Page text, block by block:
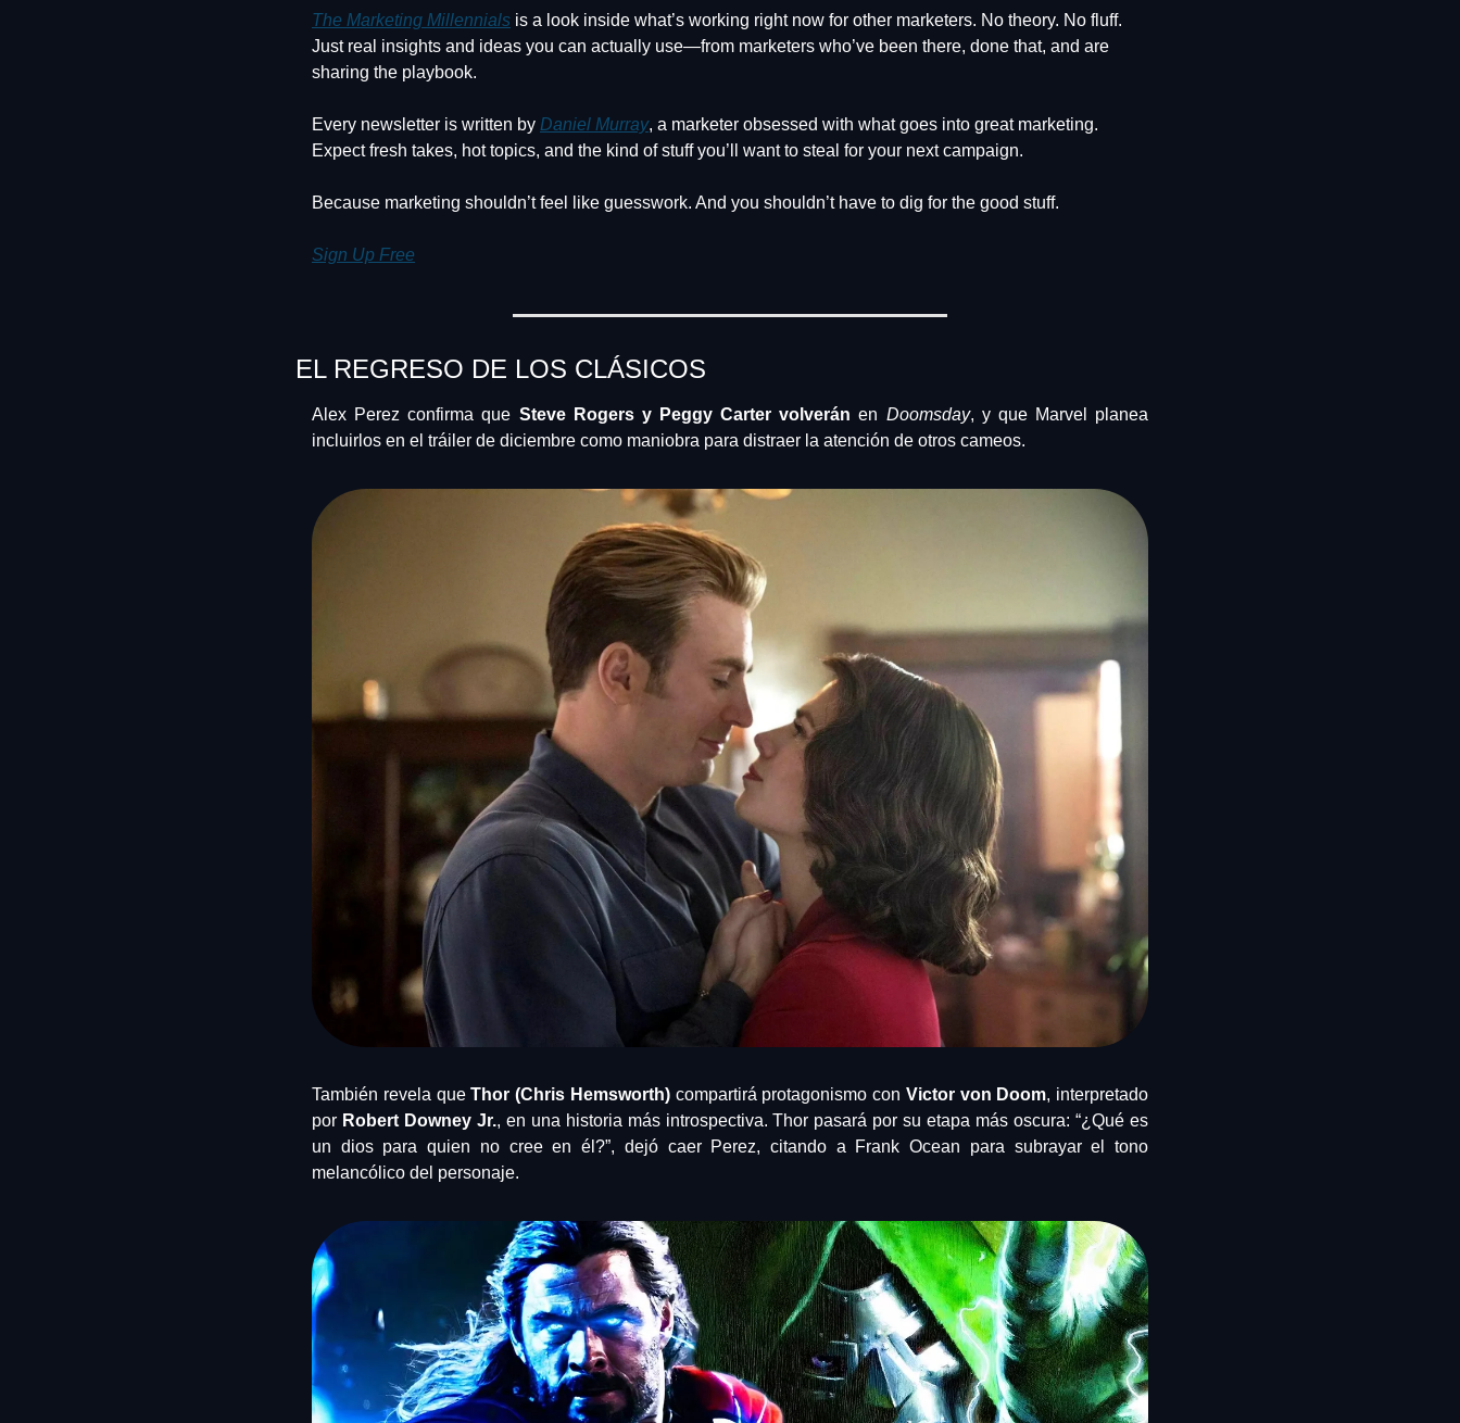
The Marketing Millennials is a look inside what’s working right now for other marketers. No theory. No fluff.
Just real insights and ideas you can actually use—from marketers who’ve been there, done that, and are
sharing the playbook.
Every newsletter is written by Daniel Murray, a marketer obsessed with what goes into great marketing.
Expect fresh takes, hot topics, and the kind of stuff you’ll want to steal for your next campaign.
Because marketing shouldn’t feel like guesswork. And you shouldn’t have to dig for the good stuff.
Sign Up Free
EL REGRESO DE LOS CLÁSICOS
Alex Perez confirma que Steve Rogers y Peggy Carter volverán en Doomsday, y que Marvel planea
incluirlos en el tráiler de diciembre como maniobra para distraer la atención de otros cameos.
También revela que Thor (Chris Hemsworth) compartirá protagonismo con Victor von Doom, interpretado
por Robert Downey Jr., en una historia más introspectiva. Thor pasará por su etapa más oscura: “¿Qué es
un dios para quien no cree en él?”, dejó caer Perez, citando a Frank Ocean para subrayar el tono
melancólico del personaje.